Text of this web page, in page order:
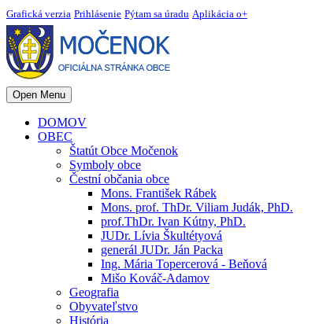
Grafická verzia Prihlásenie Pýtam sa úradu Aplikácia o+
Open Menu
DOMOV
OBEC
Štatút Obce Močenok
Symboly obce
Čestní občania obce
Mons. František Rábek
Mons. prof. ThDr. Viliam Judák, PhD.
prof.ThDr. Ivan Kútny, PhD.
JUDr. Lívia Škultétyová
generál JUDr. Ján Packa
Ing. Mária Topercerová - Beňová
Mišo Kováč-Adamov
Geografia
Obyvateľstvo
História